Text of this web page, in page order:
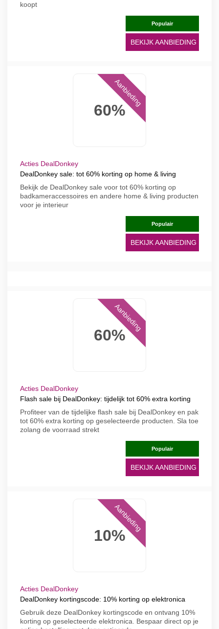
koopt
Populair
BEKIJK AANBIEDING
60%
Aanbieding
Acties DealDonkey
DealDonkey sale: tot 60% korting op home & living
Bekijk de DealDonkey sale voor tot 60% korting op
badkameraccessoires en andere home & living producten
voor je interieur
Populair
BEKIJK AANBIEDING
60%
Aanbieding
Acties DealDonkey
Flash sale bij DealDonkey: tijdelijk tot 60% extra korting
Profiteer van de tijdelijke flash sale bij DealDonkey en pak
tot 60% extra korting op geselecteerde producten. Sla toe
zolang de voorraad strekt
Populair
BEKIJK AANBIEDING
10%
Aanbieding
Acties DealDonkey
DealDonkey kortingscode: 10% korting op elektronica
Gebruik deze DealDonkey kortingscode en ontvang 10%
korting op geselecteerde elektronica. Bespaar direct op je